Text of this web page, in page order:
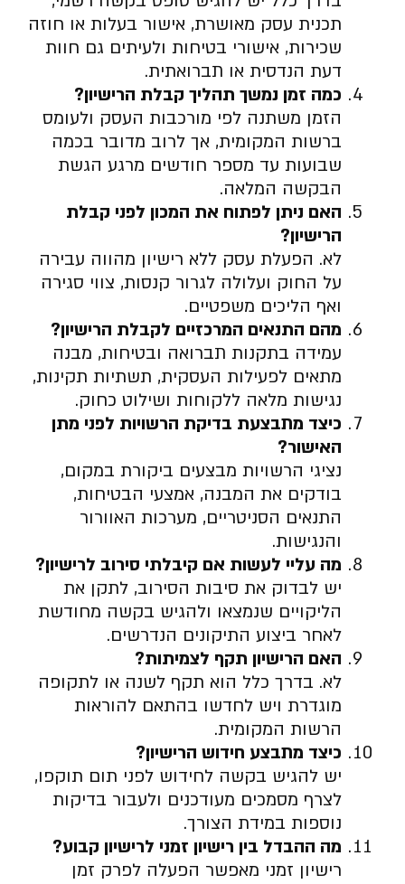
תכנית עסק מאושרת, אישור בעלות או חוזה
שכירות, אישורי בטיחות ולעיתים גם חוות
דעת הנדסית או תברואתית.
כמה זמן נמשך תהליך קבלת הרישיון?
הזמן משתנה לפי מורכבות העסק ולעומס
ברשות המקומית, אך לרוב מדובר בכמה
שבועות עד מספר חודשים מרגע הגשת
הבקשה המלאה.
האם ניתן לפתוח את המכון לפני קבלת
הרישיון?
לא. הפעלת עסק ללא רישיון מהווה עבירה
על החוק ועלולה לגרור קנסות, צווי סגירה
ואף הליכים משפטיים.
מהם התנאים המרכזיים לקבלת הרישיון?
עמידה בתקנות תברואה ובטיחות, מבנה
מתאים לפעילות העסקית, תשתיות תקינות,
נגישות מלאה ללקוחות ושילוט כחוק.
כיצד מתבצעת בדיקת הרשויות לפני מתן
האישור?
נציגי הרשויות מבצעים ביקורת במקום,
בודקים את המבנה, אמצעי הבטיחות,
התנאים הסניטריים, מערכות האוורור
והנגישות.
מה עליי לעשות אם קיבלתי סירוב לרישיון?
יש לבדוק את סיבות הסירוב, לתקן את
הליקויים שנמצאו ולהגיש בקשה מחודשת
לאחר ביצוע התיקונים הנדרשים.
האם הרישיון תקף לצמיתות?
לא. בדרך כלל הוא תקף לשנה או לתקופה
מוגדרת ויש לחדשו בהתאם להוראות
הרשות המקומית.
כיצד מתבצע חידוש הרישיון?
יש להגיש בקשה לחידוש לפני תום תוקפו,
לצרף מסמכים מעודכנים ולעבור בדיקות
נוספות במידת הצורך.
מה ההבדל בין רישיון זמני לרישיון קבוע?
רישיון זמני מאפשר הפעלה לפרק זמן